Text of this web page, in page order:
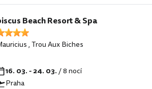
Beach Resort & Spa
,Trou Aux Biches
16. 03. - 24. 03./ 8 nocí
Praha